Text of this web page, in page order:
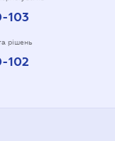
103
рішень
102